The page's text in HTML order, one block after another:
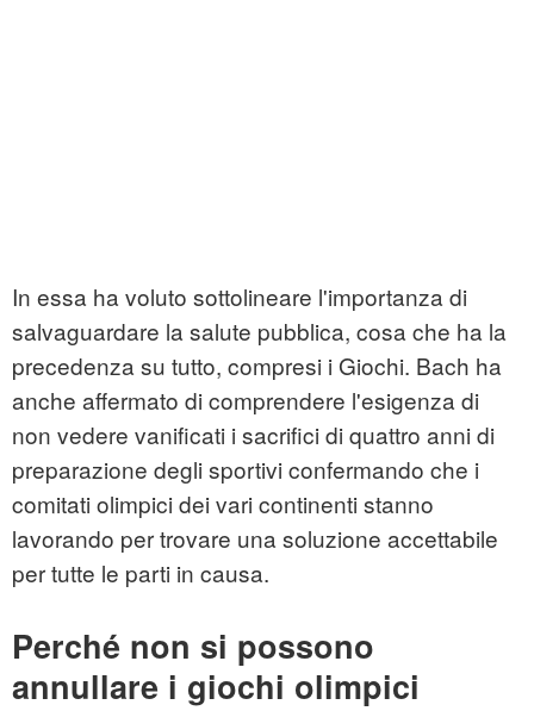
In essa ha voluto sottolineare l'importanza di
salvaguardare la salute pubblica, cosa che ha la
precedenza su tutto, compresi i Giochi. Bach ha
anche affermato di comprendere l'esigenza di
non vedere vanificati i sacrifici di quattro anni di
preparazione degli sportivi confermando che i
comitati olimpici dei vari continenti stanno
lavorando per trovare una soluzione accettabile
per tutte le parti in causa.
Perché non si possono
annullare i giochi olimpici